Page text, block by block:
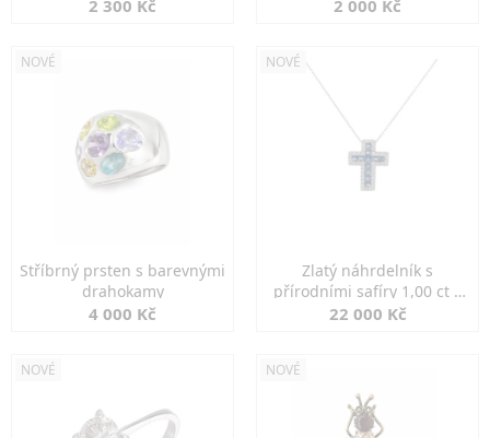
2 300 Kč 2 000 Kč
NOVÉ
Stříbrný prsten s barevnými
drahokamy
4 000 Kč
NOVÉ
Zlatý náhrdelník s
přírodními safíry 1,00 ct a
diamanty
22 000 Kč
NOVÉ NOVÉ